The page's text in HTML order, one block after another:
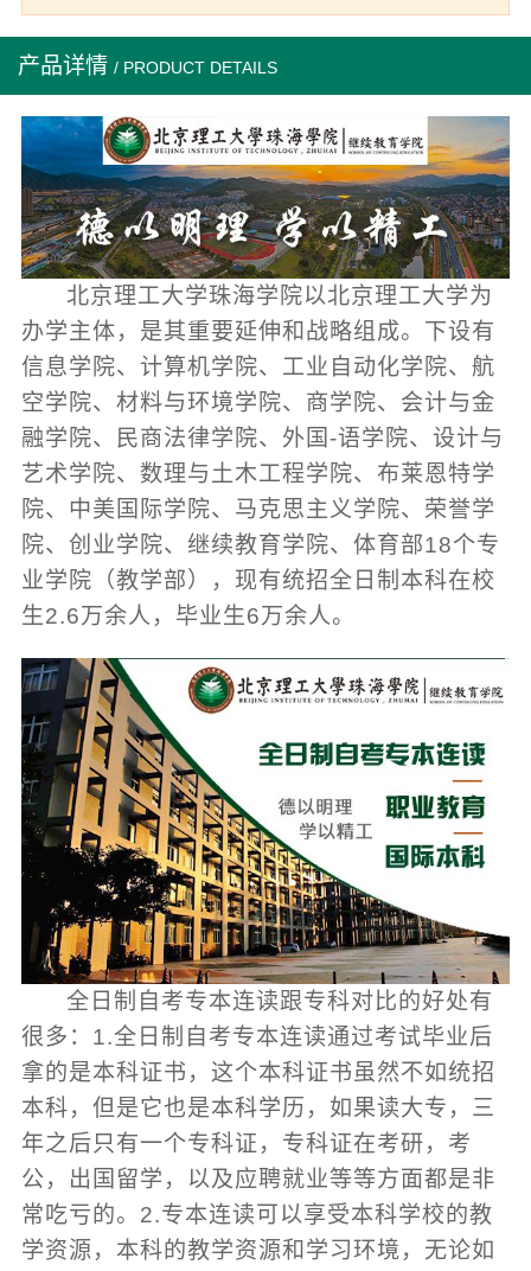
产品详情 / PRODUCT DETAILS
北京理工大学珠海学院以北京理工大学为
办学主体，是其重要延伸和战略组成。下设有
信息学院、计算机学院、工业自动化学院、航
空学院、材料与环境学院、商学院、会计与金
融学院、民商法律学院、外国-语学院、设计与
艺术学院、数理与土木工程学院、布莱恩特学
院、中美国际学院、马克思主义学院、荣誉学
院、创业学院、继续教育学院、体育部18个专
业学院（教学部），现有统招全日制本科在校
生2.6万余人，毕业生6万余人。
全日制自考专本连读跟专科对比的好处有
很多：1.全日制自考专本连读通过考试毕业后
拿的是本科证书，这个本科证书虽然不如统招
本科，但是它也是本科学历，如果读大专，三
年之后只有一个专科证，专科证在考研，考
公，出国留学，以及应聘就业等等方面都是非
常吃亏的。2.专本连读可以享受本科学校的教
学资源，本科的教学资源和学习环境，无论如